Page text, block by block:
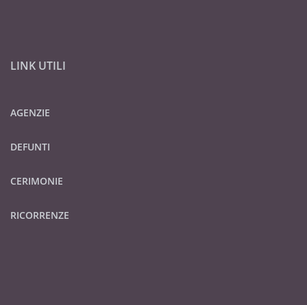
LINK UTILI
AGENZIE
DEFUNTI
CERIMONIE
RICORRENZE